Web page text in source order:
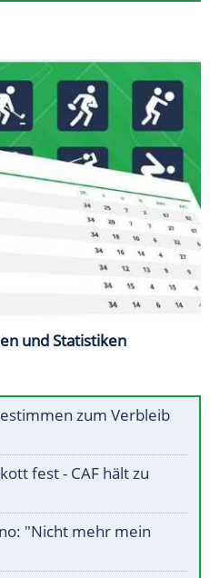
und Statistiken
zum Verbleib
fest - CAF hält zu
"Nicht mehr mein